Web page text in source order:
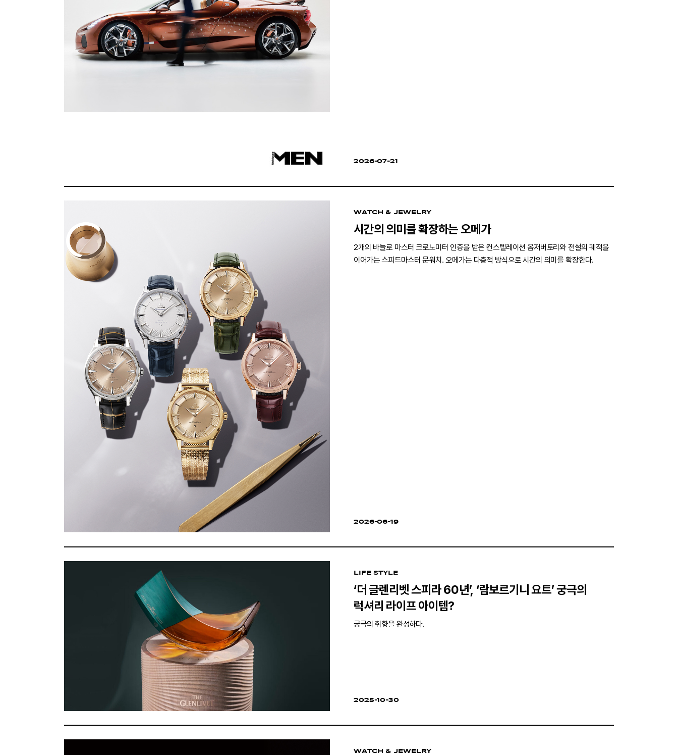
2026-07-21
WATCH & JEWELRY
시간의 의미를 확장하는 오메가
2개의 바늘로 마스터 크로노미터 인증을 받은 컨스텔레이션 옵저버토리와 전설의 궤적을
이어가는 스피드마스터 문워치. 오메가는 다층적 방식으로 시간의 의미를 확장한다.
2026-06-19
LIFE STYLE
‘더 글렌리벳 스피라 60년’, ‘람보르기니 요트’ 궁극의
럭셔리 라이프 아이템?
궁극의 취향을 완성하다.
2025-10-30
WATCH & JEWELRY